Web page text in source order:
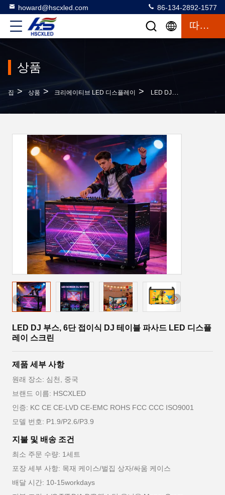
howard@hscxled.com 86-134-2892-1577
따옴표
상품
집 > 상품 > 크리에이티브 LED 디스플레이 > LED DJ 부스, 6단 접이식 DJ 테이블 파사드 LED 디스플레이 스크린
LED DJ 부스, 6단 접이식 DJ 테이블 파사드 LED 디스플
레이 스크린
제품 세부 사항
원래 장소: 심천, 중국
브랜드 이름: HSCXLED
인증: KC CE CE-LVD CE-EMC ROHS FCC CCC ISO9001
모델 번호: P1.9/P2.6/P3.9
지불 및 배송 조건
최소 주문 수량: 1세트
포장 세부 사항: 목재 케이스/벌집 상자/싸움 케이스
배달 시간: 10-15workdays